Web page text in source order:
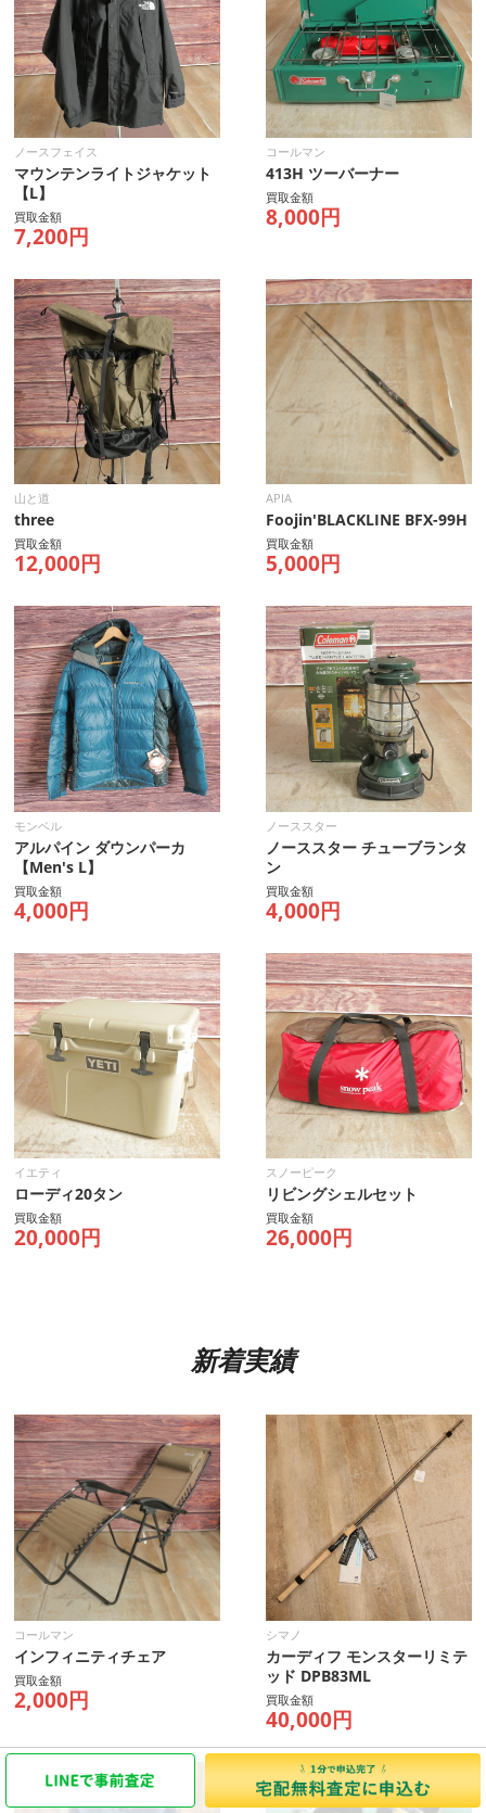
ノースフェイス
マウンテンライトジャケット
【L】
買取金額
7,200円
コールマン
413H ツーバーナー
買取金額
8,000円
山と道
three
買取金額
12,000円
APIA
Foojin'BLACKLINE BFX-99H
買取金額
5,000円
モンベル
アルパイン ダウンパーカ
【Men's L】
買取金額
4,000円
ノーススター
ノーススター チューブランタ
ン
買取金額
4,000円
イエティ
ローディ20タン
買取金額
20,000円
スノーピーク
リビングシェルセット
買取金額
26,000円
新着実績
コールマン
インフィニティチェア
買取金額
2,000円
シマノ
カーディフ モンスターリミテ
ッド DPB83ML
買取金額
40,000円